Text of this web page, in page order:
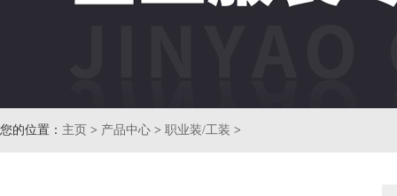
您的位置： 主页 > 产品中心 > 职业装/工装 >